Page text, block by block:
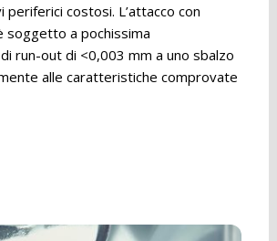
costosi. L’attacco con
soggetto a pochissima
run-out di <0,003 mm a uno sbalzo
alle caratteristiche comprovate